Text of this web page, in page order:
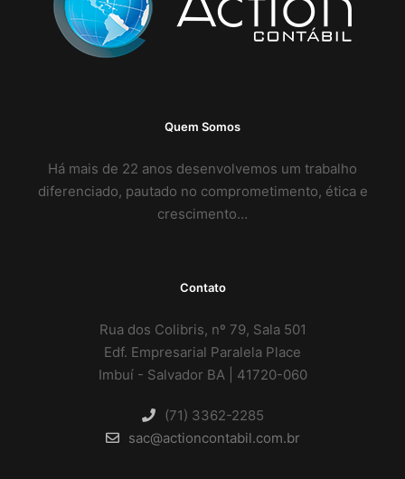
Quem Somos
Há mais de 22 anos desenvolvemos um trabalho
diferenciado, pautado no comprometimento, ética e
crescimento…
Contato
Rua dos Colibris, nº 79, Sala 501
Edf. Empresarial Paralela Place
Imbuí - Salvador BA | 41720-060
(71) 3362-2285
sac@actioncontabil.com.br